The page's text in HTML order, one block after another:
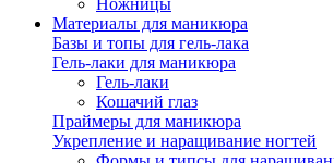
Ножницы
Материалы для маникюра
Базы и топы для гель-лака
Гель-лаки для маникюра
Гель-лаки
Кошачий глаз
Праймеры для маникюра
Укрепление и наращивание ногтей